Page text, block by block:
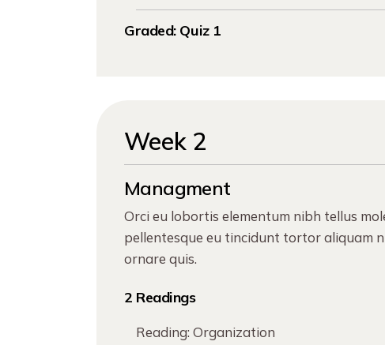
Graded: Quiz 1
Week 2
Managment
Orci eu lobortis elementum nibh tellus
pellentesque eu tincidunt tortor aliquam
ornare quis.
2 Readings
Reading: Organization